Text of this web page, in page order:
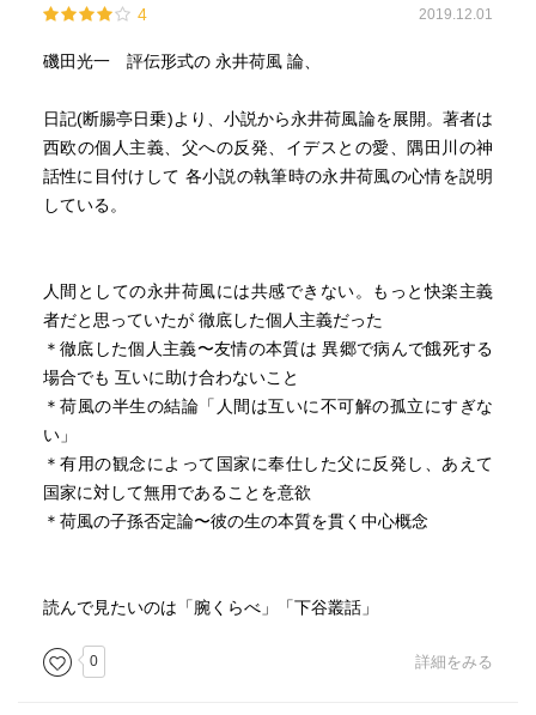
ムに裏づけられていた。典雅かつ優婉な様式美、鴎外の
あったであろうか」等々。
永井荷風のことを読むのは初めてであった。
彼の作品は読んだことはないが、この評論を通して親しみ
が湧き、今更ながら日本近代文学を象徴する必読の作家で
あることを教えられる。
験させる。
読み終わり、緊張が解けてホッとへたり込む。
永井荷風を垣間見、磯田光一を齧り出した「読書の広が
り」になんとも言えない満足感を覚えた。
4 2019.12.01
磯田光一 評伝形式の 永井荷風 論、
日記(断腸亭日乗)より、小説から永井荷風論を展開。著者は
西欧の個人主義、父への反発、イデスとの愛、隅田川の神
話性に目付けして 各小説の執筆時の永井荷風の心情を説明
している。
人間としての永井荷風には共感できない。もっと快楽主義
者だと思っていたが 徹底した個人主義だった
＊徹底した個人主義〜友情の本質は 異郷で病んで餓死する
場合でも 互いに助け合わないこと
＊荷風の半生の結論「人間は互いに不可解の孤立にすぎな
い」
＊有用の観念によって国家に奉仕した父に反発し、あえて
国家に対して無用であることを意欲
＊荷風の子孫否定論〜彼の生の本質を貫く中心概念
読んで見たいのは「腕くらべ」「下谷叢話」
0 詳細をみる